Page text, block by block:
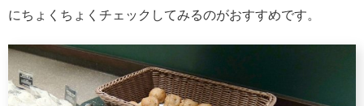
にちょくちょくチェックしてみるのがおすすめです。